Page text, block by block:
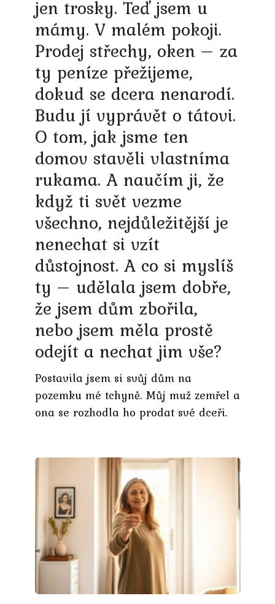
jen trosky. Teď jsem u
mámy. V malém pokoji.
Prodej střechy, oken – za
ty peníze přežijeme,
dokud se dcera nenarodí.
Budu jí vyprávět o tátovi.
O tom, jak jsme ten
domov stavěli vlastníma
rukama. A naučím ji, že
když ti svět vezme
všechno, nejdůležitější je
nenechat si vzít
důstojnost. A co si myslíš
ty – udělala jsem dobře,
že jsem dům zbořila,
nebo jsem měla prostě
odejít a nechat jim vše?
Postavila jsem si svůj dům na
pozemku mé tchyně. Můj muž zemřel a
ona se rozhodla ho prodat své dceři.